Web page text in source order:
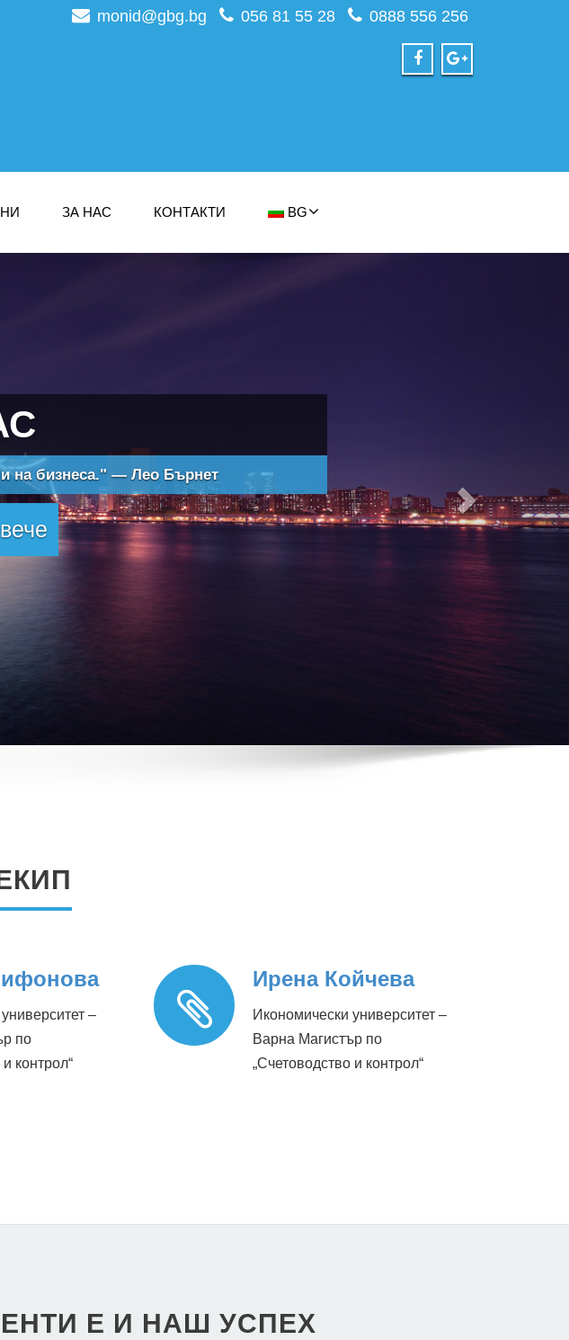
monid@gbg.bg 056 81 55 28 0888 556 256
ЗА НАС КОНТАКТИ BG
–
по
контрол“
Ирена Койчева
Икономически университет –
Варна Магистър по
„Счетоводство и контрол“
Е И НАШ УСПЕХ